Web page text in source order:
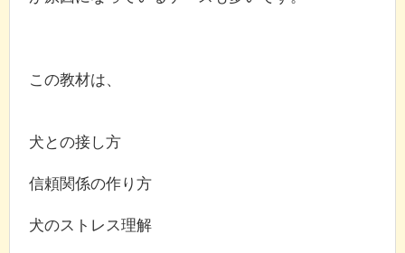
この教材は、
犬との接し方
信頼関係の作り方
犬のストレス理解